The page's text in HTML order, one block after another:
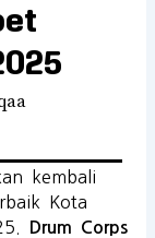
kembali
Kota
Drum Corps